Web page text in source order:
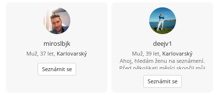
miroslbjk
Muž, 37 let, Karlovarský
Seznámit se
deejv1
Muž, 39 let, Karlovarský
Ahoj, hledám ženu na seznámení.
Před několikati měsíci skončil můj
bývalí vztah. Teď chci potkat
kamarádku , milenku, ženu na vážný
vztah. Bydlím sám, a bydlím na
Seznámit se